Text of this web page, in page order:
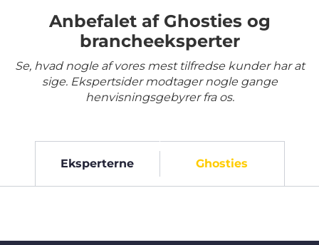
Anbefalet af Ghosties og
brancheeksperter
Se, hvad nogle af vores mest tilfredse kunder har at
sige. Ekspertsider modtager nogle gange
henvisningsgebyrer fra os.
Eksperterne Ghosties